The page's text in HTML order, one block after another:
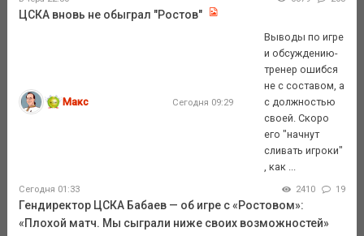
ЦСКА вновь не обыграл "Ростов"
Макс Сегодня 09:29
Выводы по игре
и обсуждению-
тренер ошибся
не с составом, а
с должностью
своей. Скоро
его "начнут
сливать игроки"
, как ...
Сегодня 01:33 2410 19
Гендиректор ЦСКА Бабаев — об игре с «Ростовом»:
«Плохой матч. Мы сыграли ниже своих возможностей»